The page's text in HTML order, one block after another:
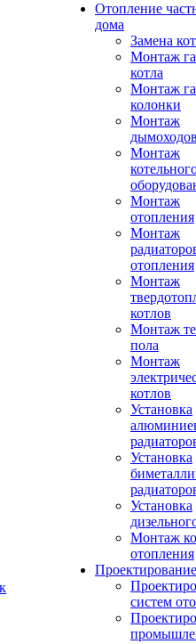
Отопление
дома
Замена
Монтаж
котла
Монтаж
колонки
Монтаж
Монтаж
Монтаж
отопления
Монтаж
отопления
Монтаж
котлов
Монтаж
пола
Монтаж
котлов
Установка
Установка
Установка
Монтаж
отопления
Проектирование
систем